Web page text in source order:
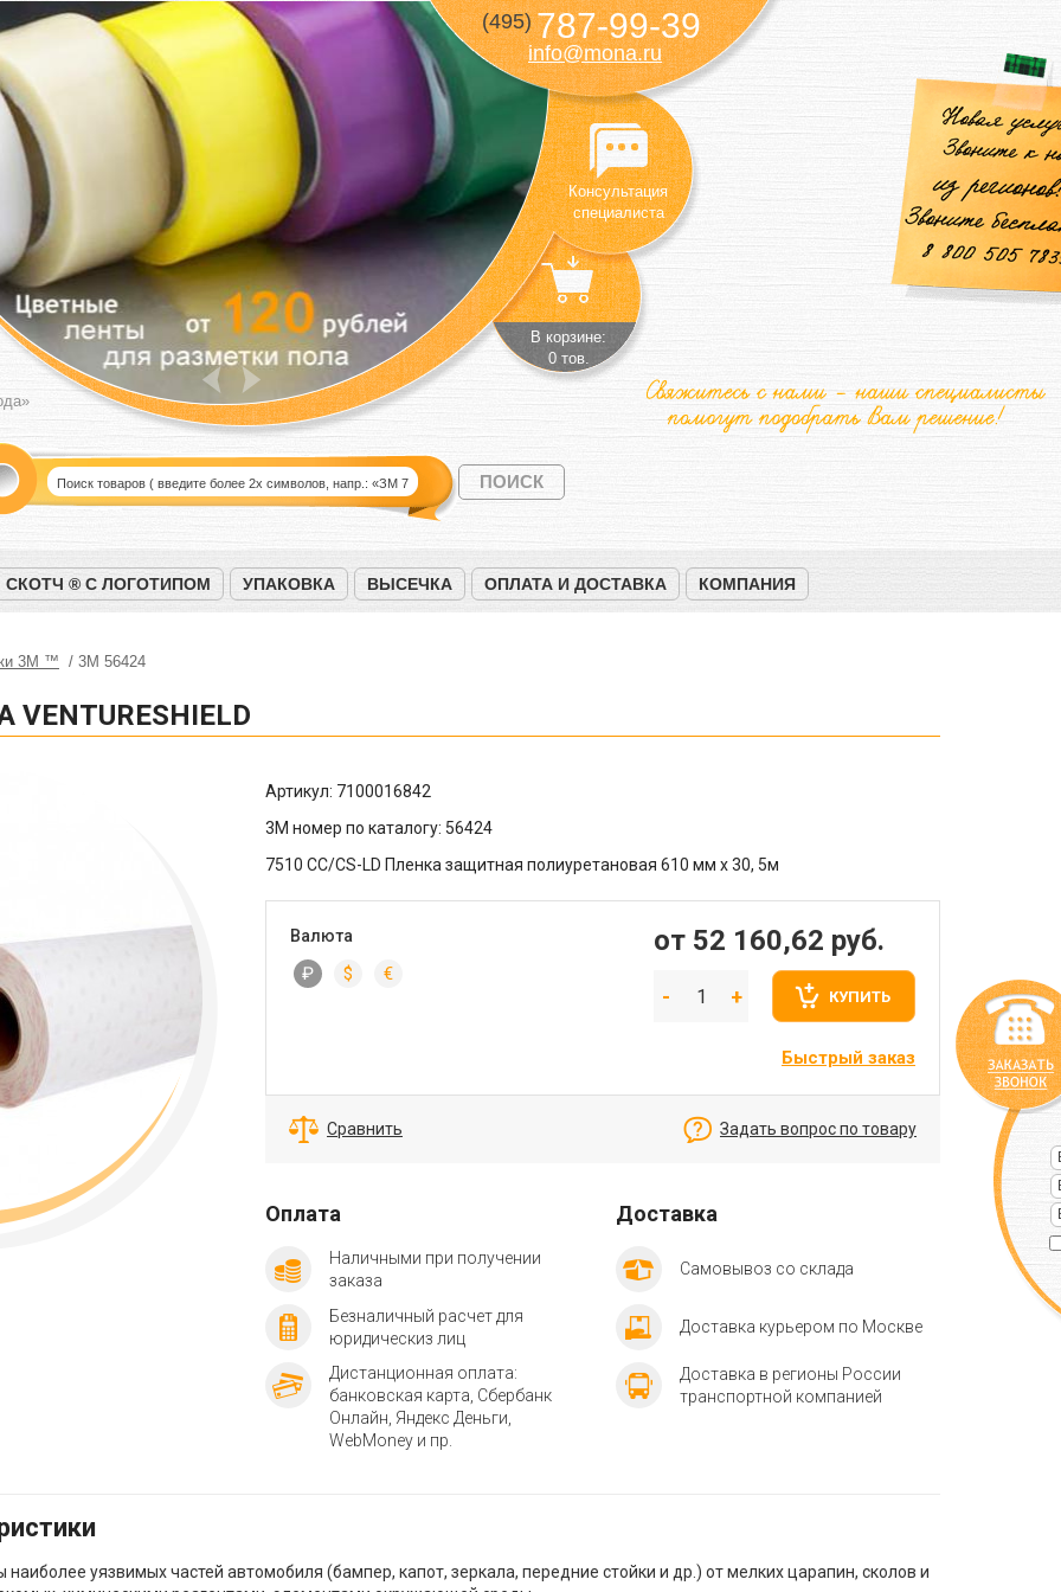
(495)787-99-39
info@mona.ru
Консультация
специалиста
В корзине:
0 тов.
СКОТЧ ® С ЛОГОТИПОМ УПАКОВКА ВЫСЕЧКА ОПЛАТА И ДОСТАВКА КОМПАНИЯ
3М ™ 3М 56424
Артикул: 7100016842
3M номер по каталогу: 56424
7510 СС/CS-LD Пленка защитная полиуретановая 610 мм х 30, 5м
Валюта
₽ $ €
от 52 160,62 руб.
КУПИТЬ
Быстрый заказ
Сравнить Задать вопрос по товару
Оплата
Наличными при получении
заказа
Безналичный расчет для
юридическиз лиц
Дистанционная оплата:
банковская карта, Сбербанк
Онлайн, Яндекс Деньги,
WebMoney и пр.
Доставка
Самовывоз со склада
Доставка курьером по Москве
Доставка в регионы России
транспортной компанией
уязвимых частей автомобиля (бампер, капот, зеркала, передние стойки и др.) от мелких царапин, сколов и